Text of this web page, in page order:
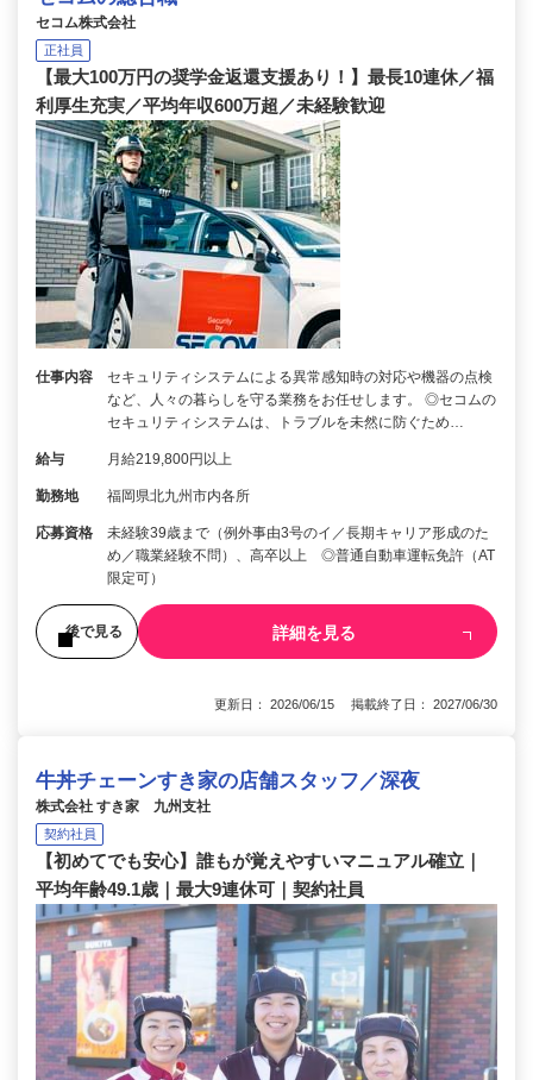
セコム株式会社
正社員
【最大100万円の奨学金返還支援あり！】最長10連休／福
利厚生充実／平均年収600万超／未経験歓迎
仕事内容
セキュリティシステムによる異常感知時の対応や機器の点検
など、人々の暮らしを守る業務をお任せします。 ◎セコムの
セキュリティシステムは、トラブルを未然に防ぐため…
給与 月給219,800円以上
勤務地 福岡県北九州市内各所
応募資格
未経験39歳まで（例外事由3号のイ／長期キャリア形成のた
め／職業経験不問）、高卒以上 ◎普通自動車運転免許（AT
限定可）
後で見る 詳細を見る
更新日： 2026/06/15 掲載終了日： 2027/06/30
牛丼チェーンすき家の店舗スタッフ／深夜
株式会社 すき家 九州支社
契約社員
【初めてでも安心】誰もが覚えやすいマニュアル確立｜
平均年齢49.1歳｜最大9連休可｜契約社員